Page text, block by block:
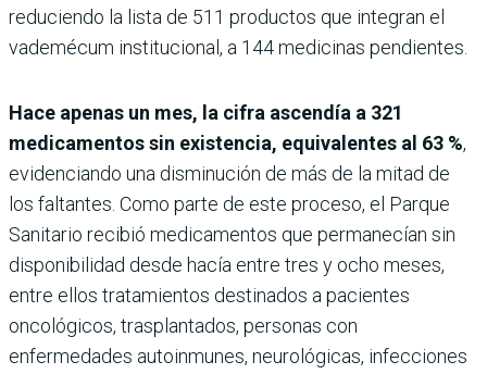
reduciendo la lista de 511 productos que integran el
vademécum institucional, a 144 medicinas pendientes.
Hace apenas un mes, la cifra ascendía a 321
medicamentos sin existencia, equivalentes al 63 %,
evidenciando una disminución de más de la mitad de
los faltantes. Como parte de este proceso, el Parque
Sanitario recibió medicamentos que permanecían sin
disponibilidad desde hacía entre tres y ocho meses,
entre ellos tratamientos destinados a pacientes
oncológicos, trasplantados, personas con
enfermedades autoinmunes, neurológicas, infecciones